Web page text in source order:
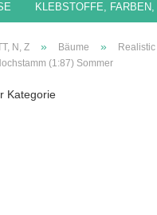
KLEBSTOFFE,
N, Z » Bäume »
(1:87) Sommer
Kategorie